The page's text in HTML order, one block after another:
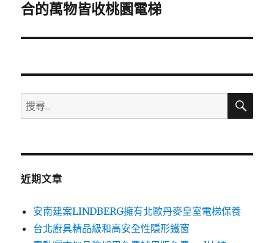
一
文
合的萬物皆收桃園電梯
搜
尋
鍵
搜
近期文章
安南建案LINDBERG擁有北歐丹麥皇室電梯保養
台北廚具精品級和高安全性隱形鐵窗